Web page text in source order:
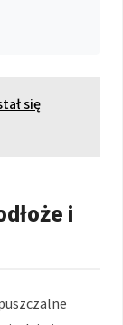
się
i